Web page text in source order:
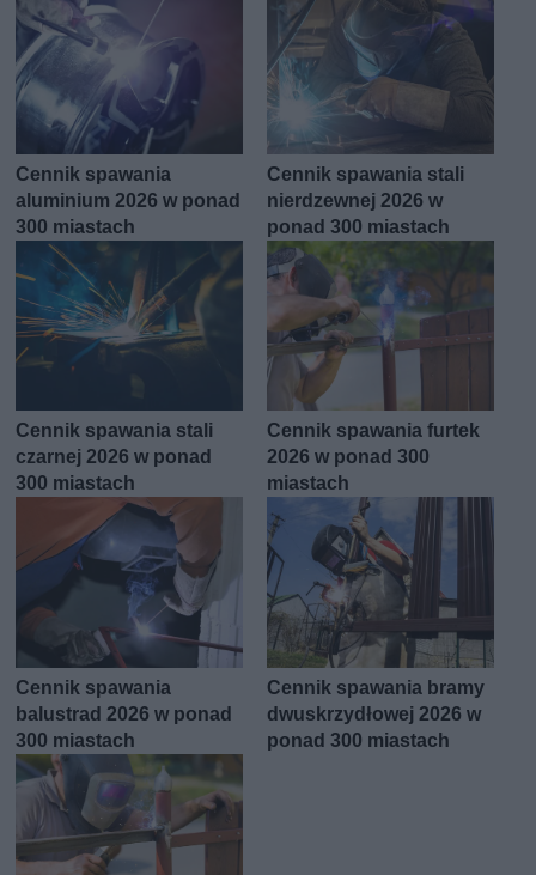
Cennik spawania
aluminium 2026 w ponad
300 miastach
Cennik spawania stali
nierdzewnej 2026 w
ponad 300 miastach
Cennik spawania stali
czarnej 2026 w ponad
300 miastach
Cennik spawania furtek
2026 w ponad 300
miastach
Cennik spawania
balustrad 2026 w ponad
300 miastach
Cennik spawania bramy
dwuskrzydłowej 2026 w
ponad 300 miastach